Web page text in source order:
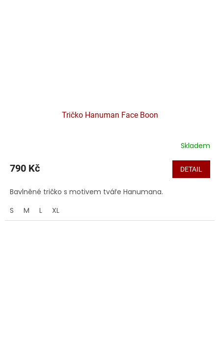
Tričko Hanuman Face Boon
Skladem
790 Kč DETAIL
Bavlněné tričko s motivem tváře Hanumana.
S
M L XL